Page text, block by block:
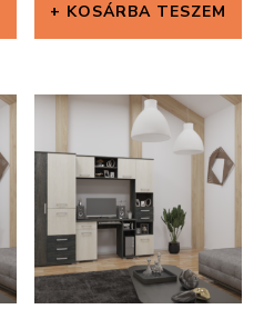
KOSÁRBA TESZEM